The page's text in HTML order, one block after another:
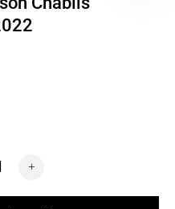
Adrien Besson Chablis 1er